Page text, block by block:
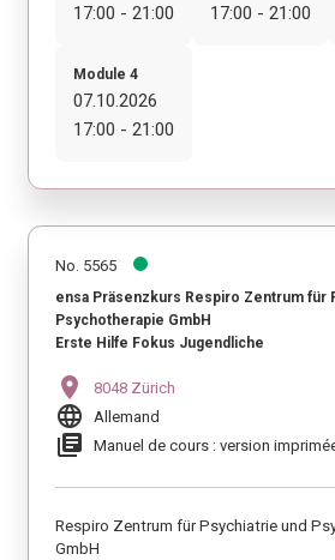
17:00 - 21:00
17:00 - 21:00
Module 4
07.10.2026
17:00 - 21:00
No. 5565
ensa Präsenzkurs Respiro Zentrum für
Psychotherapie GmbH
Erste Hilfe Fokus Jugendliche
location_on 8048 Zürich
language Allemand
library_books Manuel de cours : version
Respiro Zentrum für Psychiatrie und
GmbH